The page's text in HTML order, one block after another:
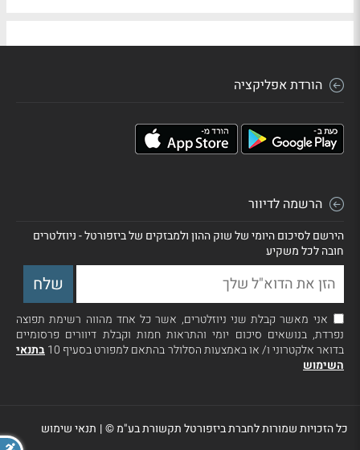
הורדת אפליקציה
הרשמה לדיוור
הירשם לסיכום היומי של שוק ההון ולמבזקים של ביזפורטל - ניוזלטרים
חובה לכל משקיע
אני מאשר קבלת שני ניוזלטרים, אשר כל אחד מהווה רשימת תפוצה
נפרדת, בנושאים סיכום יומי והתראות חמות וקבלת דיוורים פרסומיים
בדואר אלקטרוני ו/ או באמצעות הסלולר בהתאם למפורט בסעיף 10
בתנאי
השימוש
כל הזכויות שמורות לחברת ביזפורטל תקשורת בע"מ ©| תנאי שימוש